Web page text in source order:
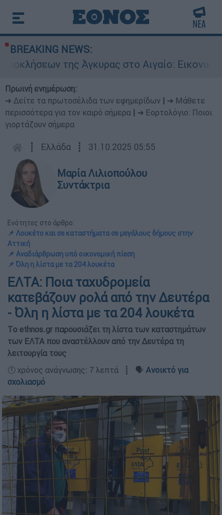
BREAKING NEWS:
Άγκυρας στο Αιγαίο: Εικονική αερομαχία
Πρωινή ενημέρωση:
➔ Δείτε τα πρωτοσέλιδα των εφημερίδων
➔ Μάθετε
περισσότερα για τον καιρό σήμερα
➔ Εορτολόγιο: Ποιοι
γιορτάζουν σήμερα
┋ Ελλάδα ┋ 31.10.2025 05:55
Μαρία Λιλιοπούλου
Συντάκτρια
Ενότητες στο άρθρο:
📌 Λουκέτο και σε καταστήματα σε μεγάλους δήμους στην
Αττική
📌 Αναδιάρθρωση υπό οικονομική πίεση
📌 Όλη η λίστα με τα 204 λουκέτα
ΕΛΤΑ: Ποια ταχυδρομεία
κατεβάζουν ρολά από την Δευτέρα
- Όλη η λίστα με τα 204 λουκέτα
Τo ethnos.gr παρουσιάζει τη λίστα των καταστημάτων
των ΕΛΤΑ που αναστέλλουν από την Δευτέρα τη
λειτουργία τους
🕛 χρόνος ανάγνωσης: 7 λεπτά ┋ 🗣️ Ανοικτό για
σχολιασμό